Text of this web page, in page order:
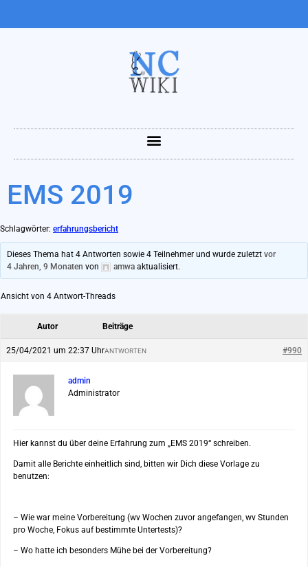
EMS 2019
Schlagwörter: erfahrungsbericht
Dieses Thema hat 4 Antworten sowie 4 Teilnehmer und wurde zuletztvor
4 Jahren, 9 Monaten von amwa aktualisiert.
Ansicht von 4 Antwort-Threads
Autor Beiträge
25/04/2021 um 22:37 Uhr #990
ANTWORTEN
admin
Administrator
Hier kannst du über deine Erfahrung zum „EMS 2019“ schreiben.
Damit alle Berichte einheitlich sind, bitten wir Dich diese Vorlage zu
benutzen:
– Wie war meine Vorbereitung (wv Wochen zuvor angefangen, wv Stunden
pro Woche, Fokus auf bestimmte Untertests)?
– Wo hatte ich besonders Mühe bei der Vorbereitung?